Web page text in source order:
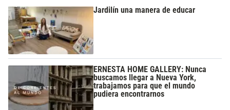
Jardilín una manera de educar
ERNESTA HOME GALLERY: Nunca
buscamos llegar a Nueva York,
trabajamos para que el mundo
pudiera encontrarnos